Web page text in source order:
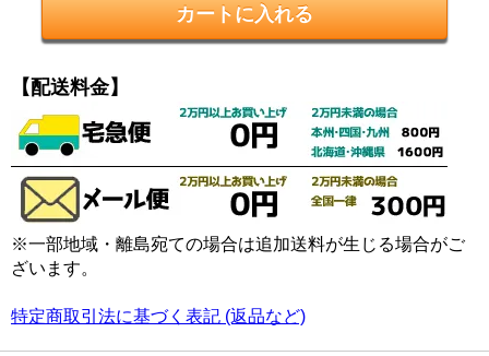
【配送料金】
※一部地域・離島宛ての場合は追加送料が生じる場合がご
ざいます。
特定商取引法に基づく表記 (返品など)